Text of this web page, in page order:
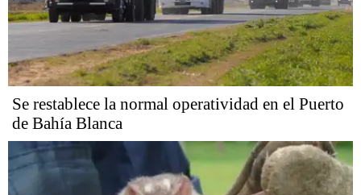
Se restablece la normal operatividad en el Puerto
de Bahía Blanca